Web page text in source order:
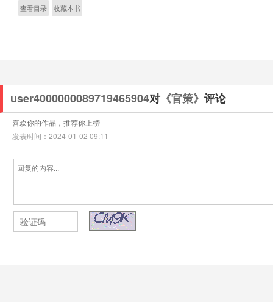
查看目录 收藏本书
user4000000089719465904对 《官策》 评论
喜欢你的作品，推荐你上榜
发表时间：2024-01-02 09:11